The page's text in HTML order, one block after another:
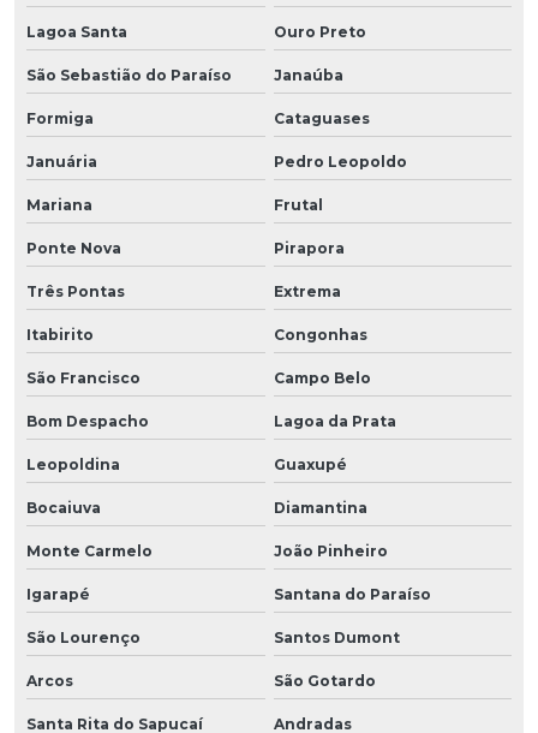
Lagoa Santa Ouro Preto
São Sebastião do Paraíso Janaúba
Formiga Cataguases
Januária Pedro Leopoldo
Mariana Frutal
Ponte Nova Pirapora
Três Pontas Extrema
Itabirito Congonhas
São Francisco Campo Belo
Bom Despacho Lagoa da Prata
Leopoldina Guaxupé
Bocaiuva Diamantina
Monte Carmelo João Pinheiro
Igarapé Santana do Paraíso
São Lourenço Santos Dumont
Arcos São Gotardo
Santa Rita do Sapucaí Andradas